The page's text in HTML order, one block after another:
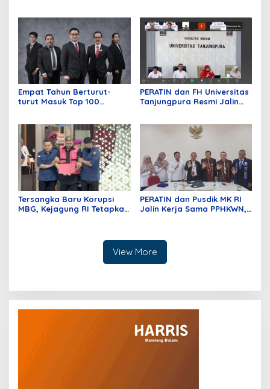
Perkara Kasasi Nomor 431
K/TUN/2026
pada Mei Lalu
Empat Tahun Berturut-
turut Masuk Top 100
Perkuat Peran sebagai
Mitra Strategis Dunia
Usaha
PERATIN dan FH Universitas
Tanjungpura Resmi Jalin
Hukum Digital dan
Pengembangan Profesi
Advokat
Tersangka Baru Korupsi
MBG, Kejagung RI Tetapkan
PERATIN dan Pusdik MK RI
Jalin Kerja Sama PPHKWN,
View More